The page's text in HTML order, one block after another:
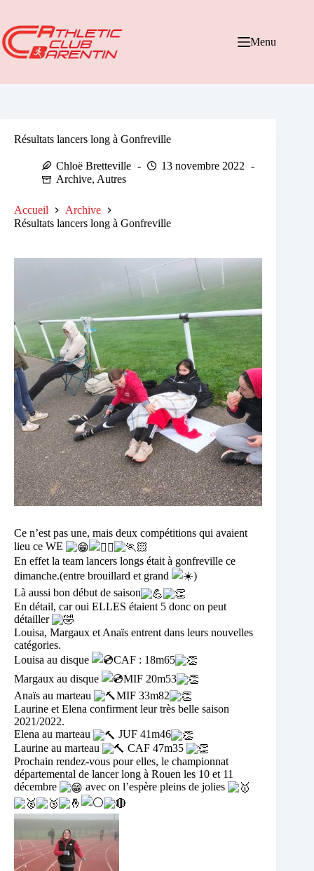
contenu
Menu
Résultats lancers long à Gonfreville
Chloë Bretteville
13 novembre 2022
Archive, Autres
Accueil
Archive
Résultats lancers long à Gonfreville
Ce n’est pas une, mais deux compétitions qui avaient
lieu ce WE
En effet la team lancers longs était à gonfreville ce
dimanche.(entre brouillard et grand
)
Là aussi bon début de saison
En détail, car oui ELLES étaient 5 donc on peut
détailler
Louisa, Margaux et Anaïs entrent dans leurs nouvelles
catégories.
Louisa au disque
CAF : 18m65
Margaux au disque
MIF 20m53
Anaïs au marteau
MIF 33m82
Laurine et Elena confirment leur très belle saison
2021/2022.
Elena au marteau
JUF 41m46
Laurine au marteau
CAF 47m35
Prochain rendez-vous pour elles, le championnat
départemental de lancer long à Rouen les 10 et 11
décembre
avec on l’espère pleins de jolies